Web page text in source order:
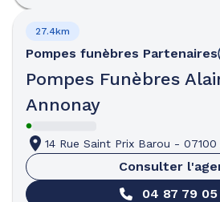
Pompes funèbres Partenaires
Pompes Funèbres
Annonay
27.4km
14 Rue Saint Prix Barou - 07100
Consulter
04 87 79